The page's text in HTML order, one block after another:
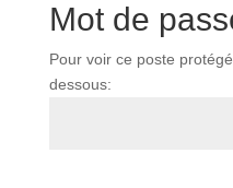
Mot de
Pour voir ce poste
dessous: